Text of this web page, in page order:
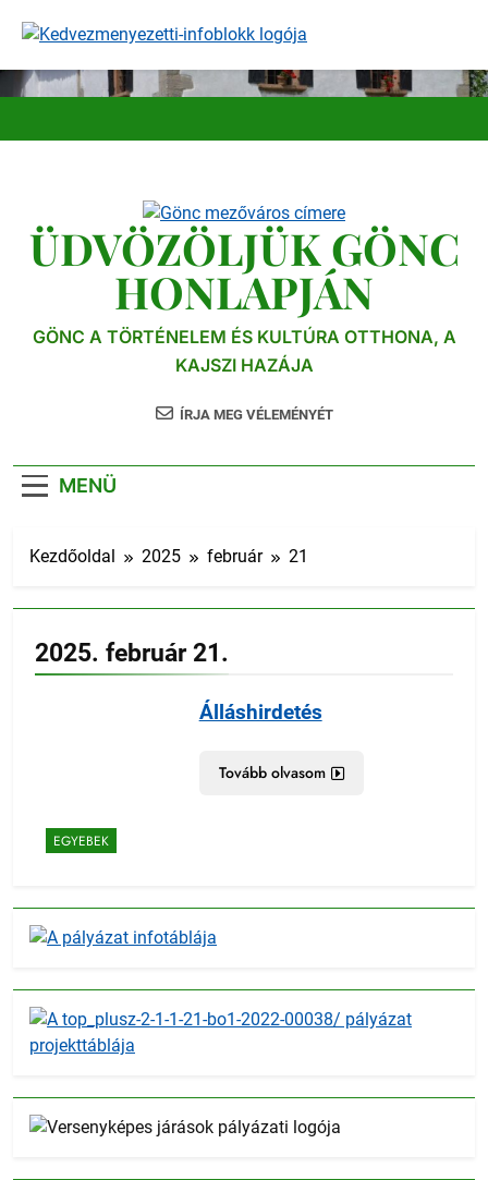
ÜDVÖZÖLJÜK GÖNC
HONLAPJÁN
GÖNC A TÖRTÉNELEM ÉS KULTÚRA OTTHONA, A
KAJSZI HAZÁJA
ÍRJA MEG VÉLEMÉNYÉT
MENÜ
Kezdőoldal 2025 február 21
2025. február 21.
EGYEBEK
Álláshirdetés
Tovább olvasom